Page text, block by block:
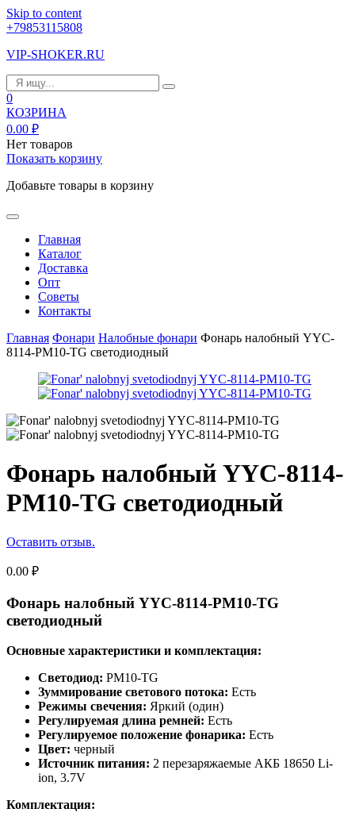
Skip to content
+79853115808
VIP-SHOKER.RU
0
КОЗРИНА
0.00 ₽
Нет товаров
Показать корзину
Добавьте товары в корзину
Главная
Каталог
Доставка
Опт
Советы
Контакты
Главная Фонари Налобные фонари Фонарь налобный YYC-
8114-PM10-TG светодиодный
Фонарь налобный YYC-8114-
PM10-TG светодиодный
Оставить отзыв.
0.00 ₽
Фонарь налобный YYC-8114-PM10-TG
светодиодный
Основные характеристики и комплектация:
Светодиод: PM10-TG
Зуммирование светового потока: Есть
Режимы свечения: Яркий (один)
Регулируемая длина ремней: Есть
Регулируемое положение фонарика: Есть
Цвет: черный
Источник питания: 2 перезаряжаемые АКБ 18650 Li-
ion, 3.7V
Комплектация: